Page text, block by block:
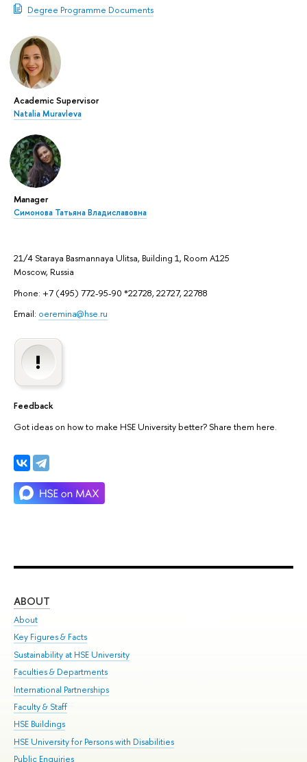
Degree Programme Documents
Academic Supervisor
Natalia Muravleva
Manager
Симонова Татьяна Владиславовна
21/4 Staraya Basmannaya Ulitsa, Building 1, Room A125
Moscow, Russia
Phone: +7 (495) 772-95-90 *22728, 22727, 22788
Email: oeremina@hse.ru
Feedback
Got ideas on how to make HSE University better? Share them here.
ABOUT
About
Key Figures & Facts
Sustainability at HSE University
Faculties & Departments
International Partnerships
Faculty & Staff
HSE Buildings
HSE University for Persons with Disabilities
Public Enquiries